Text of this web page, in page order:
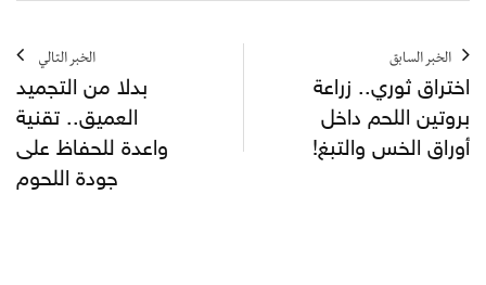
الخبر السابق
اختراق ثوري.. زراعة
بروتين اللحم داخل
أوراق الخس والتبغ!
الخبر التالي
بدلا من التجميد
العميق.. تقنية
واعدة للحفاظ على
جودة اللحوم